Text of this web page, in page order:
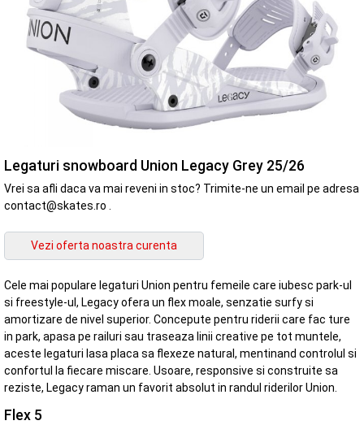
Legaturi snowboard Union Legacy Grey 25/26
Vrei sa afli daca va mai reveni in stoc? Trimite-ne un email pe adresa
contact@skates.ro .
Cele mai populare legaturi Union pentru femeile care iubesc park-ul
si freestyle-ul, Legacy ofera un flex moale, senzatie surfy si
amortizare de nivel superior. Concepute pentru riderii care fac ture
in park, apasa pe railuri sau traseaza linii creative pe tot muntele,
aceste legaturi lasa placa sa flexeze natural, mentinand controlul si
confortul la fiecare miscare. Usoare, responsive si construite sa
reziste, Legacy raman un favorit absolut in randul riderilor Union.
Flex 5